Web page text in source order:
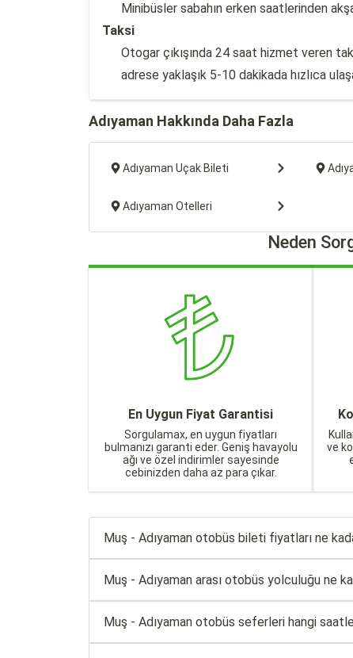
Minibüsler sabahın erken saatlerinden
Taksi
Otogar çıkışında 24 saat hizmet veren
adrese yaklaşık 5-10 dakikada hızlıca
Adıyaman Hakkında Daha Fazla
Adıyaman Uçak Bileti
Adıyaman Otelleri
Neden
En Uygun Fiyat Garantisi
Sorgulamax, en uygun fiyatları
bulmanızı garanti eder. Geniş havayolu
ağı ve özel indirimler sayesinde
cebinizden daha az para çıkar.
ve
Muş - Adıyaman otobüs bileti fiyatları ne
Muş - Adıyaman arası otobüs yolculuğu ne
Muş - Adıyaman otobüs seferleri hangi